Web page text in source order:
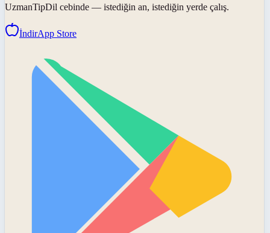
UzmanTipDil cebinde — istediğin an, istediğin yerde çalış.
İndirApp Store